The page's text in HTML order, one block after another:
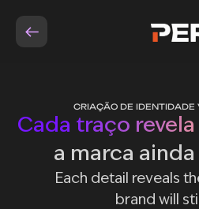
CRIAÇÃO DE
Cada traço
a marca
Each detail reveals
brand will